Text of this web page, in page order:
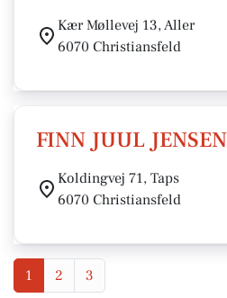
Kær Møllevej 13, Aller
6070 Christiansfeld
FINN JUUL JENSEN
Koldingvej 71, Taps
6070 Christiansfeld
1 2 3